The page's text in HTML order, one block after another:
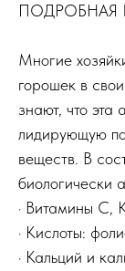
Многие
горошек в
знают, что
лидирующую
веществ. В
биологически
· Витамины С,
· Кислоты:
· Кальций и